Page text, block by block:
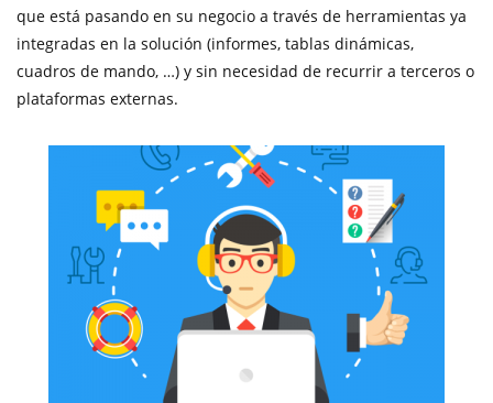
que está pasando en su negocio a través de herramientas ya
integradas en la solución (informes, tablas dinámicas,
cuadros de mando, …) y sin necesidad de recurrir a terceros o
plataformas externas.